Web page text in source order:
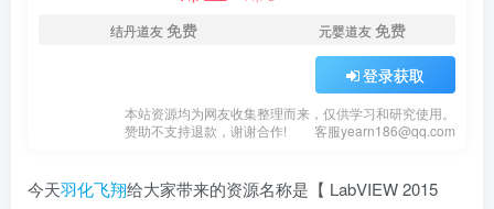
结丹道友免费 元婴道友免费
登录获取
本站资源均为网友收集整理而来，仅供学习和研究使用。
赞助不支持退款，谢谢合作!
客服yearn186@qq.com
今天羽化飞翔给大家带来的资源名称是【 LabVIEW 2015